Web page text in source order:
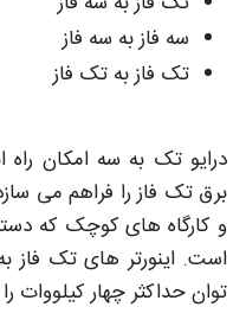
سه فاز به سه فاز
تک فاز به تک فاز
درایو تک به سه امکان راه
برق تک فاز را فراهم می
و کارگاه های کوچک که
است. اینورتر های تک فاز
توان حداکثر چهار کیلووات را